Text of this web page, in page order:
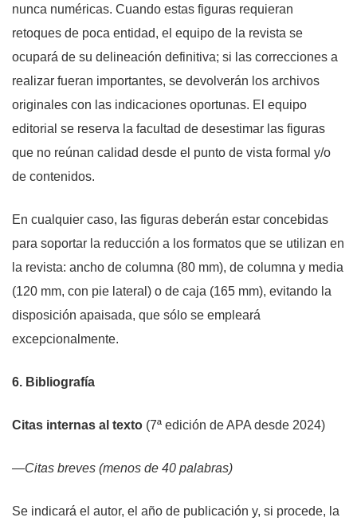
nunca numéricas. Cuando estas figuras requieran
retoques de poca entidad, el equipo de la revista se
ocupará de su delineación definitiva; si las correcciones a
realizar fueran importantes, se devolverán los archivos
originales con las indicaciones oportunas. El equipo
editorial se reserva la facultad de desestimar las figuras
que no reúnan calidad desde el punto de vista formal y/o
de contenidos.
En cualquier caso, las figuras deberán estar concebidas
para soportar la reducción a los formatos que se utilizan en
la revista: ancho de columna (80 mm), de columna y media
(120 mm, con pie lateral) o de caja (165 mm), evitando la
disposición apaisada, que sólo se empleará
excepcionalmente.
6. Bibliografía
Citas internas al texto (7ª edición de APA desde 2024)
—Citas breves (menos de 40 palabras)
Se indicará el autor, el año de publicación y, si procede, la